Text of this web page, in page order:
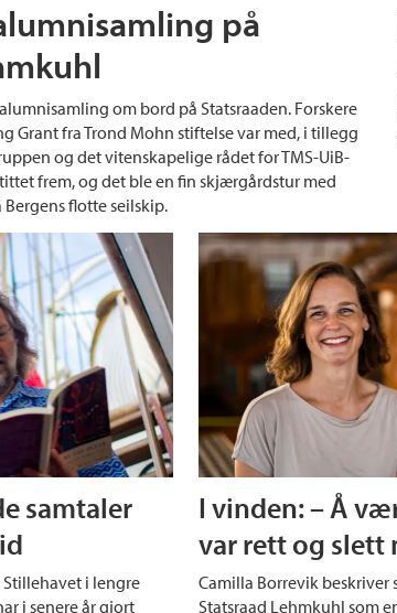
på
om bord på Statsraaden. Forskere
Grant fra Trond Mohn stiftelse var med, i tillegg
og det vitenskapelige rådet for TMS-UiB-
frem, og det ble en fin skjærgårdstur med
flotte seilskip.
samtaler
i lengre
i senere år gjort
I vinden: – Å
var rett og slett
Camilla Borrevik beskriver
Statsraad Lehmkuhl som